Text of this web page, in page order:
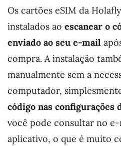
Os cartões eSIM da
instalados ao escanear o
enviado ao seu e-mail
compra. A instalação
manualmente sem a
computador,
código nas configurações
você pode consultar no
aplicativo, o que é muito